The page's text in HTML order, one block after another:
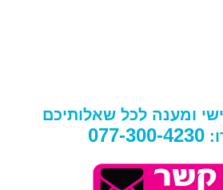
ומענה לכל שאלותיכם
077-300-4230